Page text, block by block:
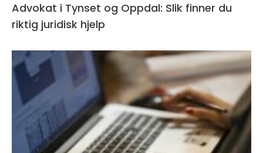
Advokat i Tynset og Oppdal: Slik finner du
riktig juridisk hjelp